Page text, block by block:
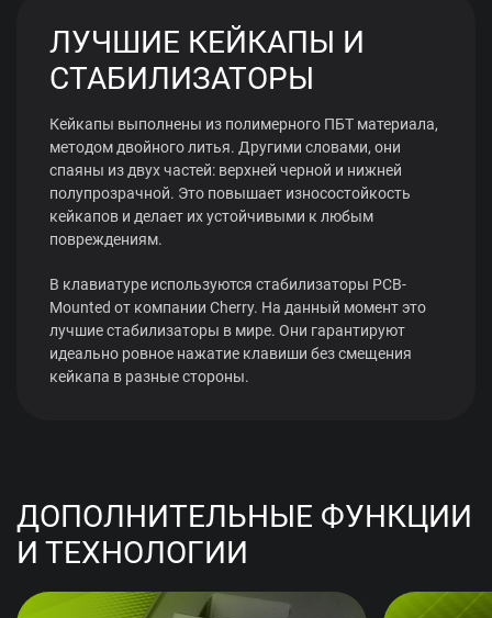
ЛУЧШИЕ КЕЙКАПЫ И
СТАБИЛИЗАТОРЫ
Кейкапы выполнены из полимерного ПБТ материала,
методом двойного литья. Другими словами, они
спаяны из двух частей: верхней черной и нижней
полупрозрачной. Это повышает износостойкость
кейкапов и делает их устойчивыми к любым
повреждениям.
В клавиатуре используются стабилизаторы PCB-
Mounted от компании Cherry. На данный момент это
лучшие стабилизаторы в мире. Они гарантируют
идеально ровное нажатие клавиши без смещения
кейкапа в разные стороны.
ДОПОЛНИТЕЛЬНЫЕ ФУНКЦИИ
И ТЕХНОЛОГИИ